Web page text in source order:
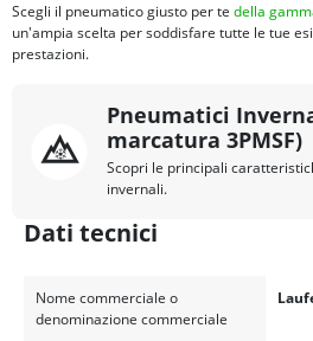
Scegli il pneumatico giusto per te della
un'ampia scelta per soddisfare tutte le tue
prestazioni.
Pneumatici
marcatura 3PMSF)
Scopri le principali
invernali.
Dati tecnici
Nome commerciale o
denominazione commerciale